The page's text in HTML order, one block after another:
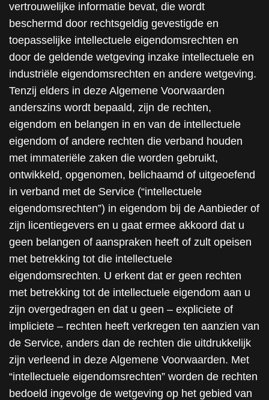
vertrouwelijke informatie bevat, die wordt
beschermd door rechtsgeldig gevestigde en
toepasselijke intellectuele eigendomsrechten en
door de geldende wetgeving inzake intellectuele en
industriële eigendomsrechten en andere wetgeving.
Tenzij elders in deze Algemene Voorwaarden
anderszins wordt bepaald, zijn de rechten,
eigendom en belangen in en van de intellectuele
eigendom of andere rechten die verband houden
met immateriële zaken die worden gebruikt,
ontwikkeld, opgenomen, belichaamd of uitgeoefend
in verband met de Service (“intellectuele
eigendomsrechten”) in eigendom bij de Aanbieder of
zijn licentiegevers en u gaat ermee akkoord dat u
geen belangen of aanspraken heeft of zult opeisen
met betrekking tot die intellectuele
eigendomsrechten. U erkent dat er geen rechten
met betrekking tot de intellectuele eigendom aan u
zijn overgedragen en dat u geen – expliciete of
impliciete – rechten heeft verkregen ten aanzien van
de Service, anders dan de rechten die uitdrukkelijk
zijn verleend in deze Algemene Voorwaarden. Met
“intellectuele eigendomsrechten” worden de rechten
bedoeld ingevolge de wetgeving op het gebied van